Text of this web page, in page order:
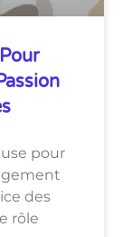
pour
des
rôle